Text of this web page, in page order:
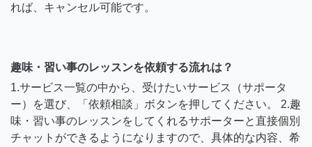
れば、キャンセル可能です。
趣味・習い事のレッスンを依頼する流れは？
1.サービス一覧の中から、受けたいサービス（サポータ
ー）を選び、「依頼相談」ボタンを押してください。 2.趣
味・習い事のレッスンをしてくれるサポーターと直接個別
チャットができるようになりますので、具体的な内容、希